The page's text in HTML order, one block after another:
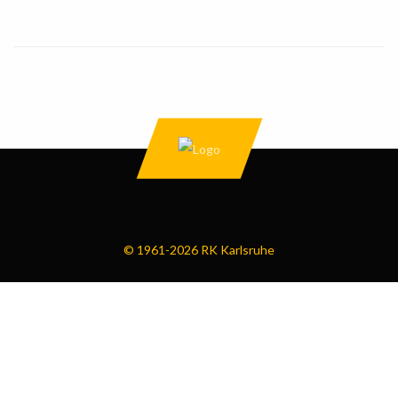
© 1961-2026 RK Karlsruhe